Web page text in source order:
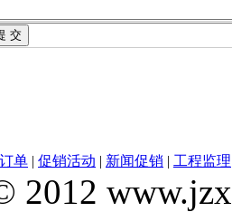
单 | 促销活动 | 新闻促销 | 工程监理
2012